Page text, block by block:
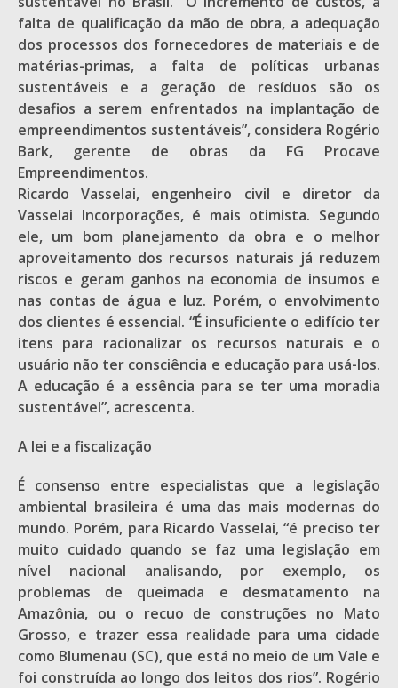
falta de qualificação da mão de obra, a adequação
dos processos dos fornecedores de materiais e de
matérias-primas, a falta de políticas urbanas
sustentáveis e a geração de resíduos são os
desafios a serem enfrentados na implantação de
empreendimentos sustentáveis”, considera Rogério
Bark, gerente de obras da FG Procave
Empreendimentos.
Ricardo Vasselai, engenheiro civil e diretor da
Vasselai Incorporações, é mais otimista. Segundo
ele, um bom planejamento da obra e o melhor
aproveitamento dos recursos naturais já reduzem
riscos e geram ganhos na economia de insumos e
nas contas de água e luz. Porém, o envolvimento
dos clientes é essencial. “É insuficiente o edifício ter
itens para racionalizar os recursos naturais e o
usuário não ter consciência e educação para usá-los.
A educação é a essência para se ter uma moradia
sustentável”, acrescenta.
A lei e a fiscalização
É consenso entre especialistas que a legislação
ambiental brasileira é uma das mais modernas do
mundo. Porém, para Ricardo Vasselai, “é preciso ter
muito cuidado quando se faz uma legislação em
nível nacional analisando, por exemplo, os
problemas de queimada e desmatamento na
Amazônia, ou o recuo de construções no Mato
Grosso, e trazer essa realidade para uma cidade
como Blumenau (SC), que está no meio de um Vale e
foi construída ao longo dos leitos dos rios”. Rogério